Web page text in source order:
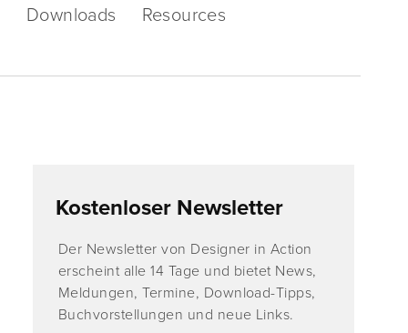
Downloads Resources
Kostenloser Newsletter
Der Newsletter von Designer in Action
erscheint alle 14 Tage und bietet News,
Meldungen, Termine, Download-Tipps,
Buchvorstellungen und neue Links.